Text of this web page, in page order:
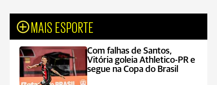
MAIS ESPORTE
Com falhas de Santos,
Vitória goleia Athletico-PR e
segue na Copa do Brasil